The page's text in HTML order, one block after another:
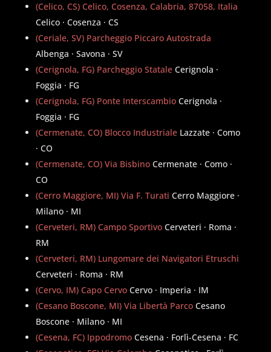
(Celico, CS) Celico, Cosenza, Calabria, 87058, Italia
Celico · Cosenza · CS
(Ceriale, SV) Parcheggio Piccaro Autostrada
Albenga · Savona · SV
(Cerignola, FG) Parcheggio Statale Cerignola ·
Foggia · FG
(Cerignola, FG) Ponte Interscambio Cerignola ·
Foggia · FG
(Cermenate, CO) Blocco Industriale Lazzate · Como
· CO
(Cermenate, CO) Via Bisbino Cermenate · Como ·
CO
(Cerro Maggiore, MI) Via F. Turati Cerro Maggiore ·
Milano · MI
(Cerveteri, RM) Campo Sportivo Cerveteri · Roma ·
RM
(Cerveteri, RM) Lungomare dei Navigatori Etruschi
Cerveteri · Roma · RM
(Cervo, IM) Capo Cervo Cervo · Imperia · IM
(Cesano Boscone, MI) Via Libertà Parco Cesano
Boscone · Milano · MI
(Cesena, FC) Ippodromo Cesena · Forlì-Cesena · FC